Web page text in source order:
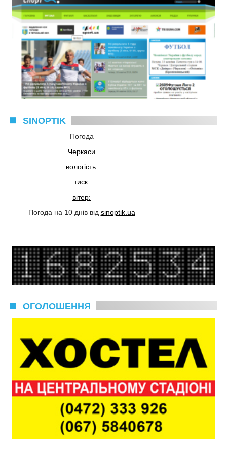
SINOPTIK
Погода
Черкаси
вологість:
тиск:
вітер:
Погода на 10 днів від sinoptik.ua
ОГОЛОШЕННЯ